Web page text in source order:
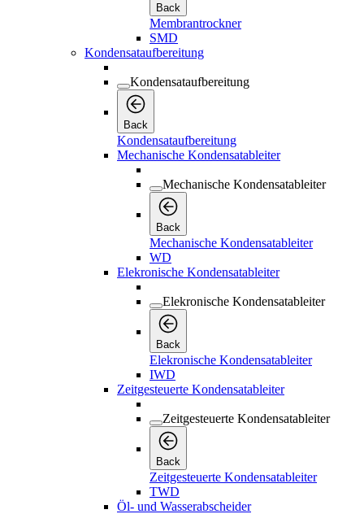
Back
Membrantrockner
SMD
Kondensataufbereitung
Kondensataufbereitung
Back
Kondensataufbereitung
Mechanische Kondensatableiter
Mechanische Kondensatableiter
Back
Mechanische Kondensatableiter
WD
Elekronische Kondensatableiter
Elekronische Kondensatableiter
Back
Elekronische Kondensatableiter
IWD
Zeitgesteuerte Kondensatableiter
Zeitgesteuerte Kondensatableiter
Back
Zeitgesteuerte Kondensatableiter
TWD
Öl- und Wasserabscheider